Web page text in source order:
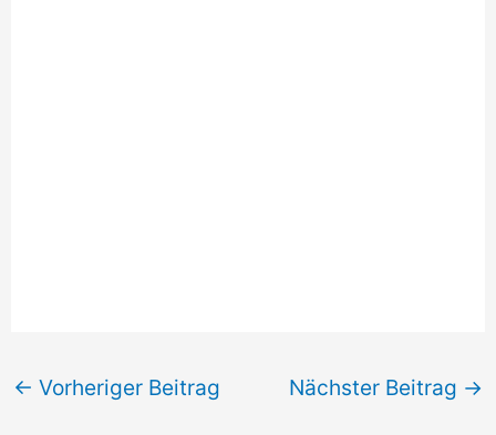
← Vorheriger Beitrag Nächster Beitrag →